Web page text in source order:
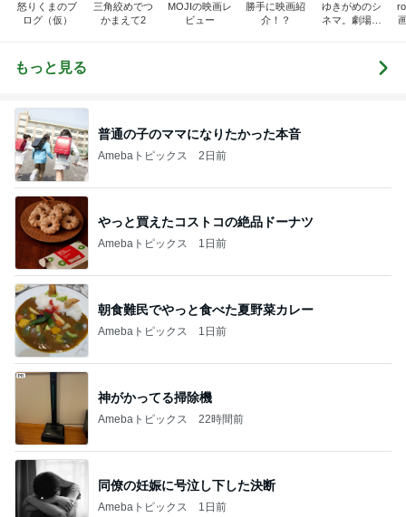
怒りくまのブ
ログ（仮）
三角絞めでつ
かまえて2
MOJIの映画レ
ビュー
勝手に映画紹
介！？
ゆきがめのシ
ネマ。劇場に
もっと見る
普通の子のママになりたかった本音
Amebaトピックス 2日前
やっと買えたコストコの絶品ドーナツ
Amebaトピックス 1日前
朝食難民でやっと食べた夏野菜カレー
Amebaトピックス 1日前
神がかってる掃除機
Amebaトピックス 22時間前
同僚の妊娠に号泣し下した決断
Amebaトピックス 1日前